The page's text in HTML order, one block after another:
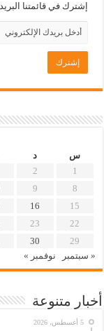
إشترك في قائمتنا
س
د
1
2
8
9
15
16
22
23
29
30
« سبتمبر
نوفمبر »
أخبار متنوعة
5 أغسطس، 2026